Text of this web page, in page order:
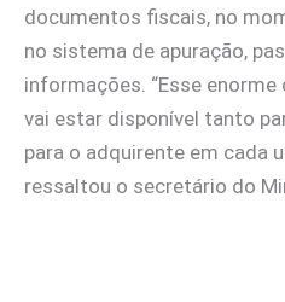
documentos fiscais, no
no sistema de apuração,
informações. “Esse
vai estar disponível tanto
para o adquirente em cada
ressaltou o secretário do